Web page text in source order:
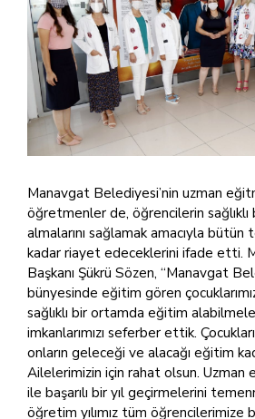
Manavgat Belediyesi’nin uzman
öğretmenler de, öğrencilerin
almalarını sağlamak amacıyla
kadar riayet edeceklerini ifade etti.
Başkanı Şükrü Sözen, “Manavgat
bünyesinde eğitim gören
sağlıklı bir ortamda eğitim
imkanlarımızı seferber ettik.
onların geleceği ve alacağı eğitim
Ailelerimizin için rahat olsun. Uzman
ile başarılı bir yıl geçirmelerini
öğretim yılımız tüm öğrencilerimize